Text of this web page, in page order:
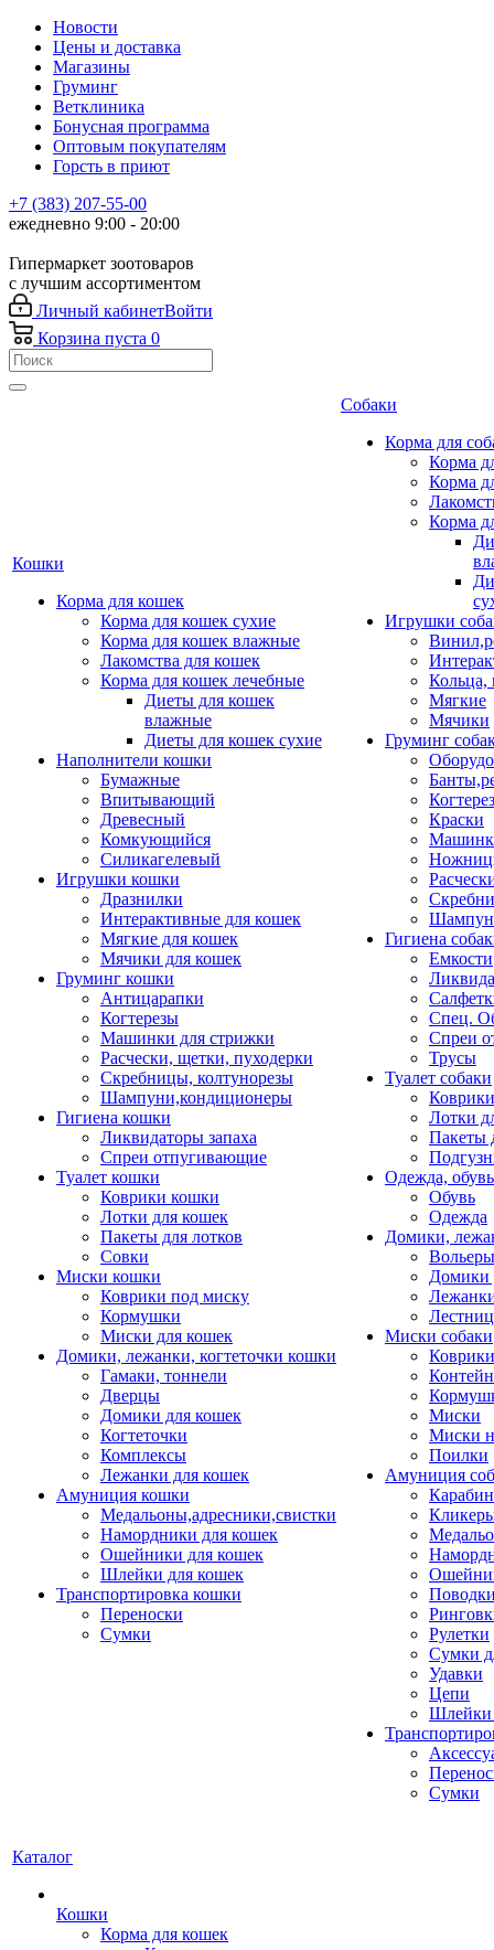
Новости
Цены и доставка
Магазины
Груминг
Ветклиника
Бонусная программа
Оптовым покупателям
Горсть в приют
+7 (383) 207-55-00
ежедневно 9:00 - 20:00
Гипермаркет зоотоваров
с лучшим ассортиментом
Личный кабинетВойти
Корзина пуста 0
Кошки
Корма для кошек
Корма для кошек сухие
Корма для кошек влажные
Лакомства для кошек
Корма для кошек лечебные
Диеты для кошек
влажные
Диеты для кошек сухие
Наполнители кошки
Бумажные
Впитывающий
Древесный
Комкующийся
Силикагелевый
Игрушки кошки
Дразнилки
Интерактивные для кошек
Мягкие для кошек
Мячики для кошек
Груминг кошки
Антицарапки
Когтерезы
Машинки для стрижки
Расчески, щетки, пуходерки
Скребницы, колтунорезы
Шампуни,кондиционеры
Гигиена кошки
Ликвидаторы запаха
Спреи отпугивающие
Туалет кошки
Коврики кошки
Лотки для кошек
Пакеты для лотков
Совки
Миски кошки
Коврики под миску
Кормушки
Миски для кошек
Домики, лежанки, когтеточки кошки
Гамаки, тоннели
Дверцы
Домики для кошек
Когтеточки
Комплексы
Лежанки для кошек
Амуниция кошки
Медальоны,адресники,свистки
Намордники для кошек
Ошейники для кошек
Шлейки для кошек
Транспортировка кошки
Переноски
Сумки
Собаки
Корма для
Корма
Корма
Корма
Игрушки
Кольца,
Мягкие
Мячики
Груминг
Краски
Гигиена
Емкости
Спец.
Спреи
Трусы
Туалет собаки
Коврики
Лотки
Пакеты
Одежда, обувь
Обувь
Одежда
Домики,
Домики
Миски собаки
Миски
Миски
Поилки
Амуниция
Рулетки
Сумки
Удавки
Цепи
Шлейки
Сумки
Каталог
Кошки
Корма для кошек